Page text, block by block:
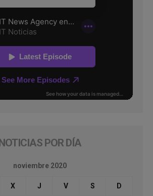
NOTICIAS POR DÍA
noviembre 2020
X J V S D